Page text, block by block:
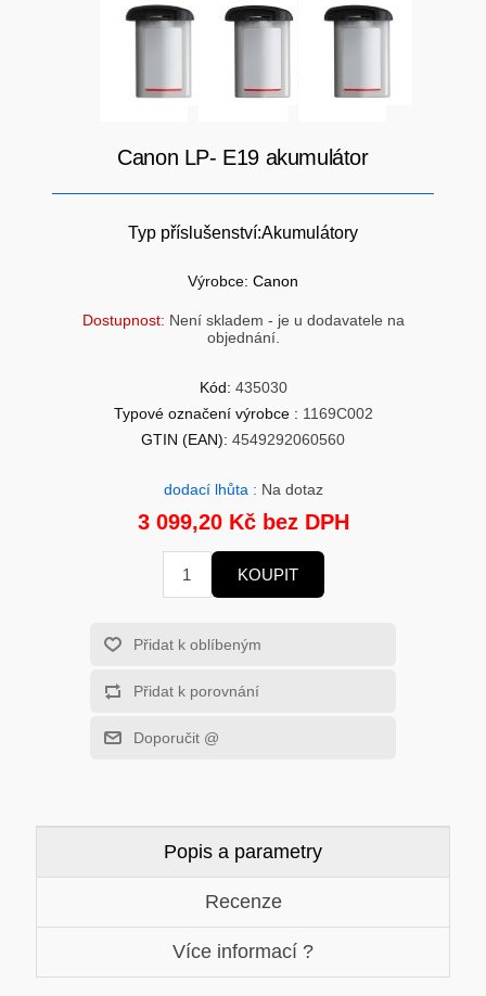
PRACOVNÍ STANICE
HERNÍ PODLOŽKY
HERNÍ GRAFICKÉ KARTY
HERNÍ HEADSETY
ZÁKLADNÍ DESKY - INTEL
PROCESORY - INTEL
ZÁKLADNÍ DESKY - AMD
AI ENTERPRISE
ZABEZPEČENÍ
MS WINDOWS
MS OFFICE APLIKACE
FLASH KARTY
USB Flash Disky
ZÁRUKY - SLUŽBY
MOBILNÍ ZAŘÍZENÍ
INTERAKTIVNÍ HRAČKY
SOLÁRNÍ PANELY
MĚŘÍCÍ PŘÍSTROJE
SÍŤOVÉ PRVKY Pro
ROUTERY
CHYTRÁ DOMÁCNOST
TOPENÍ
Canon LP- E19 akumulátor
Typ příslušenství:Akumulátory
Výrobce: Canon
Dostupnost: Není skladem - je u dodavatele na
objednání.
Kód: 435030
Typové označení výrobce : 1169C002
GTIN (EAN): 4549292060560
dodací lhůta : Na dotaz
3 099,20 Kč bez DPH
KOUPIT
Přidat k oblíbeným
Přidat k porovnání
Doporučit @
Popis a parametry
Recenze
Více informací ?